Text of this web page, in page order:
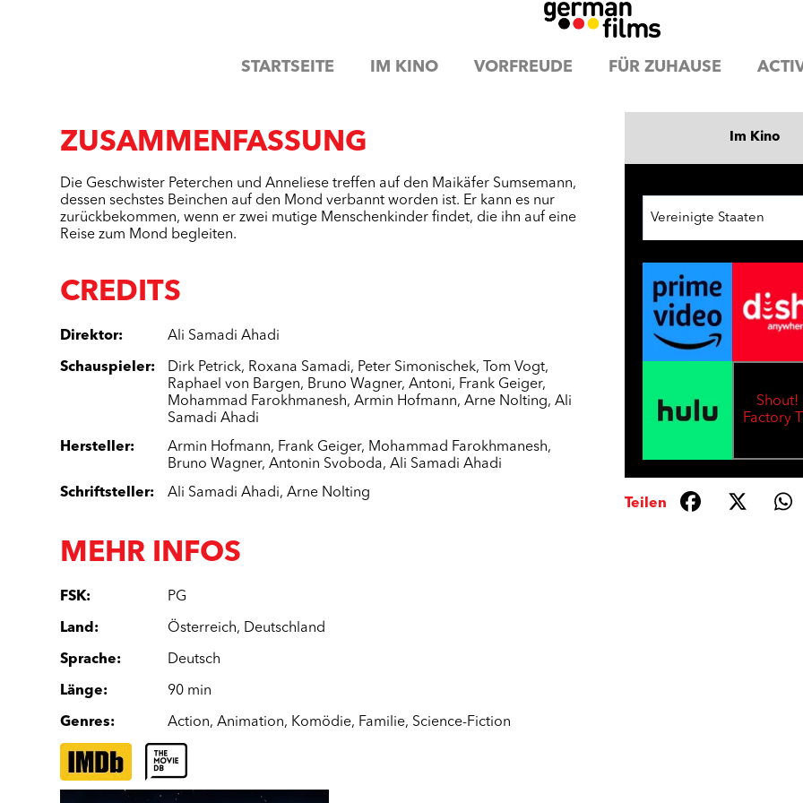
STARTSEITE IM KINO VORFREUDE FÜR ZUHAUSE
ZUSAMMENFASSUNG
Die Geschwister Peterchen und Anneliese treffen auf den Maikäfer Sumsemann,
dessen sechstes Beinchen auf den Mond verbannt worden ist. Er kann es nur
zurückbekommen, wenn er zwei mutige Menschenkinder findet, die ihn auf eine
Reise zum Mond begleiten.
CREDITS
Direktor: Ali Samadi Ahadi
Schauspieler: Dirk Petrick, Roxana Samadi, Peter Simonischek, Tom Vogt,
Raphael von Bargen, Bruno Wagner,Antoni, Frank Geiger,
Mohammad Farokhmanesh,Armin Hofmann,Arne Nolting,Ali
Samadi Ahadi
Hersteller: Armin Hofmann, Frank Geiger, Mohammad Farokhmanesh,
Bruno Wagner,Antonin Svoboda,Ali Samadi Ahadi
Schriftsteller: Ali Samadi Ahadi,Arne Nolting
MEHR INFOS
FSK: PG
Land : Österreich, Deutschland
Sprache: Deutsch
Länge: 90 min
Genres: Action,Animation, Komödie, Familie, Science-Fiction
Im Kino
Vereinigte Staaten
Shout!
Factory
Teilen